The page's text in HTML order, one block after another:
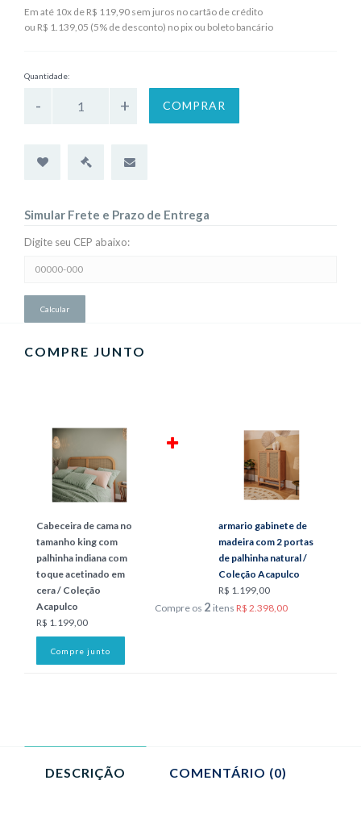
Em até 10x de R$ 119,90 sem juros no cartão de crédito
ou R$ 1.139,05 (5% de desconto) no pix ou boleto bancário
Quantidade:
COMPRAR
Simular Frete e Prazo de Entrega
Digite seu CEP abaixo:
e
Prazo
COMPRE JUNTO
Cabeceira de cama no
tamanho king com
palhinha indiana com
toque acetinado em
cera / Coleção
Acapulco
R$ 1.199,00
armario gabinete de
madeira com 2 portas
de palhinha natural /
Coleção Acapulco
R$ 1.199,00
Compre os 2 itens R$ 2.398,00
Compre junto
DESCRIÇÃO COMENTÁRIO (0)